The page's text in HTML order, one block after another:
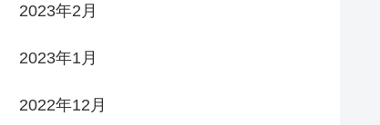
2023年2月
2023年1月
2022年12月